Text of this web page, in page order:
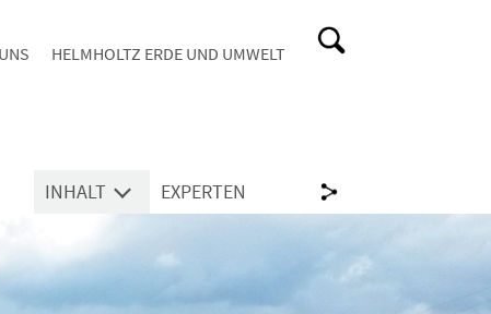
HELMHOLTZ ERDE UND UMWELT
INHALT EXPERTEN